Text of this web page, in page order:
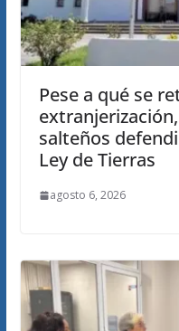
Pese a qué se
salteños
Ley de Tierras
agosto 6, 2026